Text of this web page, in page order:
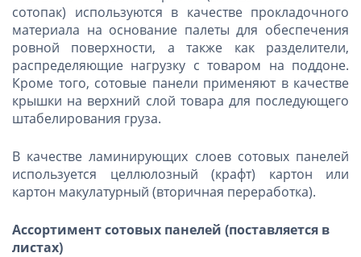
сотопак) используются в качестве прокладочного
материала на основание палеты для обеспечения
ровной поверхности, а также как разделители,
распределяющие нагрузку с товаром на поддоне.
Кроме того, сотовые панели применяют в качестве
крышки на верхний слой товара для последующего
штабелирования груза.
В качестве ламинирующих слоев сотовых панелей
используется целлюлозный (крафт) картон или
картон макулатурный (вторичная переработка).
Ассортимент сотовых панелей (поставляется в
листах)